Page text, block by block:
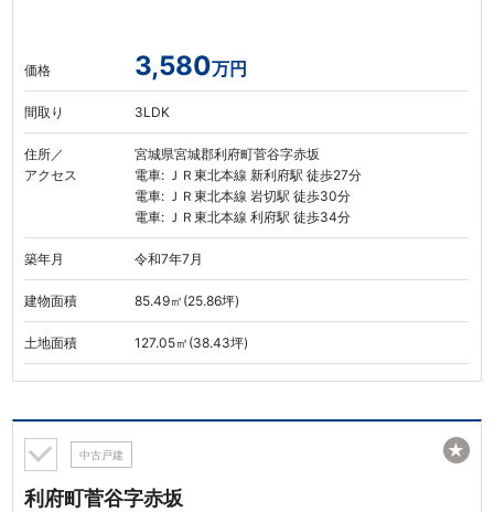
価格 3,580万円
間取り 3LDK
住所／
アクセス
宮城県宮城郡利府町菅谷字赤坂
電車: ＪＲ東北本線 新利府駅 徒歩27分
電車: ＪＲ東北本線 岩切駅 徒歩30分
電車: ＪＲ東北本線 利府駅 徒歩34分
築年月 令和7年7月
建物面積 85.49㎡(25.86坪)
土地面積 127.05㎡(38.43坪)
中古戸建
利府町菅谷字赤坂
★